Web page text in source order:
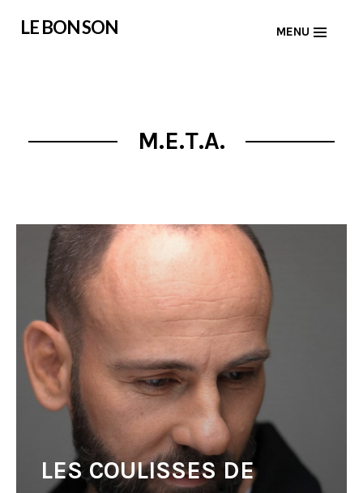
LE BON SON MENU
M.E.T.A.
LES COULISSES DE